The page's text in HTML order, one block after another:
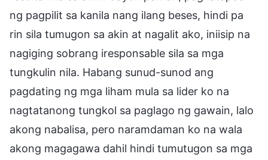
ng pagpilit sa kanila nang ilang beses, hindi pa
rin sila tumugon sa akin at nagalit ako, iniisip na
nagiging sobrang iresponsable sila sa mga
tungkulin nila. Habang sunud-sunod ang
pagdating ng mga liham mula sa lider ko na
nagtatanong tungkol sa paglago ng gawain, lalo
akong nabalisa, pero naramdaman ko na wala
akong magagawa dahil hindi tumutugon sa mga